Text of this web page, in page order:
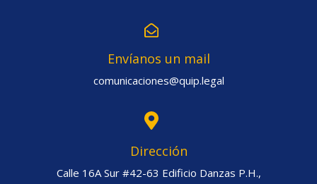
Envíanos un mail
comunicaciones@quip.legal
Dirección
Calle 16A Sur #42-63 Edificio Danzas P.H.,